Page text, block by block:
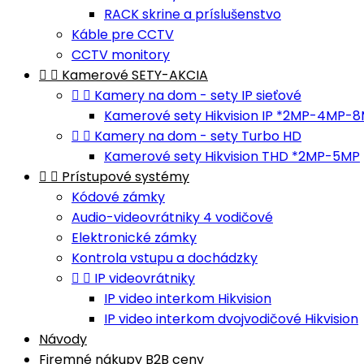
RACK skrine a príslušenstvo
Káble pre CCTV
CCTV monitory
  Kamerové SETY-AKCIA
  Kamery na dom - sety IP sieťové
Kamerové sety Hikvision IP *2MP-4MP-
  Kamery na dom - sety Turbo HD
Kamerové sety Hikvision THD *2MP-5MP
  Prístupové systémy
Kódové zámky
Audio-videovrátniky 4 vodičové
Elektronické zámky
Kontrola vstupu a dochádzky
  IP videovrátniky
IP video interkom Hikvision
IP video interkom dvojvodičové Hikvision
Návody
Firemné nákupy B2B ceny